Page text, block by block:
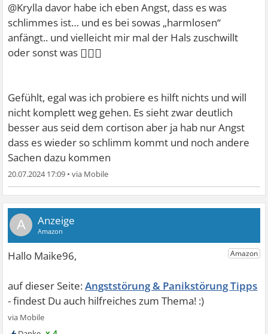
@Krylla davor habe ich eben Angst, dass es was
schlimmes ist… und es bei sowas „harmlosen“
anfängt.. und vielleicht mir mal der Hals zuschwillt
oder sonst was 🤦🏽‍♀
Gefühlt, egal was ich probiere es hilft nichts und will
nicht komplett weg gehen. Es sieht zwar deutlich
besser aus seid dem cortison aber ja hab nur Angst
dass es wieder so schlimm kommt und noch andere
Sachen dazu kommen
20.07.2024 17:09 •
A
Angststörung & Panikstörung Tipps